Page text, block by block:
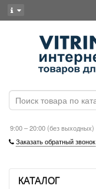
9:00 – 20:00 (без выходных)
Заказать обратный звонок
КАТАЛОГ